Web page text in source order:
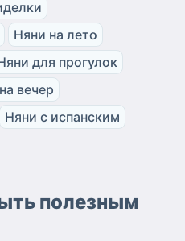
Няни на лето
для прогулок
вечер
Няни с испанским
полезным